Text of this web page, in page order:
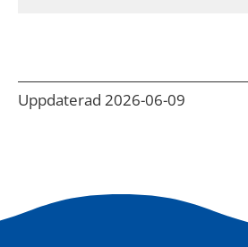
Uppdaterad 2026-06-09